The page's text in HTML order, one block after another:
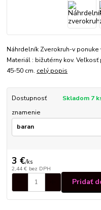
Náhrdelník Zverokruh-v ponuke
Materiál : bižutérny kov.
45-50 cm. celý popis
Dostupnosť
Skladom 7
znamenie
3 €/ks
2,44 € bez DPH
Pridať